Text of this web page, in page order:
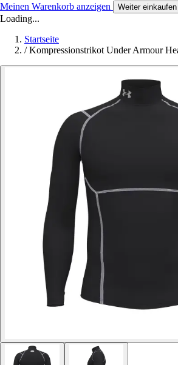
Meinen Warenkorb anzeigen Weiter einkaufen
Loading...
Startseite
/ Kompressionstrikot Under Armour